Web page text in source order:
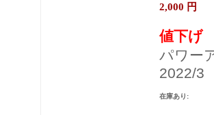
2,000 円
値下げ
パワー
2022/3
在庫あり: